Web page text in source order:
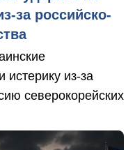
за российско-
из-за
северокорейских